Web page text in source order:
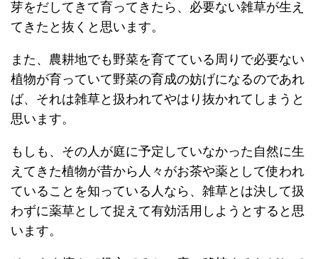
芽をだしてきて育ってきたら、必要ない雑草が生え
てきたと抜くと思います。
また、農耕地でも野菜を育てている周りで必要ない
植物が育っていて野菜の育成の妨げになるのであれ
ば、それは雑草と扱われてやはり抜かれてしまうと
思います。
もしも、その人が庭に予定していなかった自然に生
えてきた植物が昔から人々がお茶や薬として使われ
ていることを知っている人なら、雑草とは決して扱
わずに薬草として捉えて有効活用しようとすると思
います。